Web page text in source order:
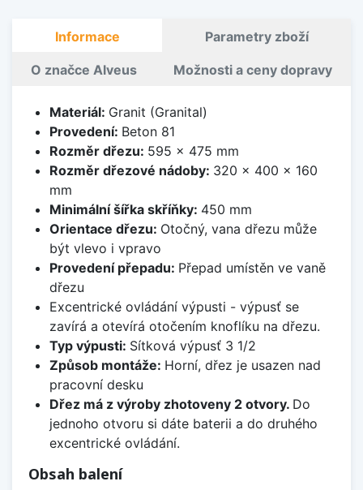
Informace Parametry zboží
O značce Alveus Možnosti a ceny dopravy
Materiál: Granit (Granital)
Provedení: Beton 81
Rozměr dřezu: 595 x 475 mm
Rozměr dřezové nádoby: 320 x 400 x 160
mm
Minimální šířka skříňky: 450 mm
Orientace dřezu: Otočný, vana dřezu může
být vlevo i vpravo
Provedení přepadu: Přepad umístěn ve vaně
dřezu
Excentrické ovládání výpusti - výpusť se
zavírá a otevírá otočením knoflíku na dřezu.
Typ výpusti: Sítková výpusť 3 1/2
Způsob montáže: Horní, dřez je usazen nad
pracovní desku
Dřez má z výroby zhotoveny 2 otvory. Do
jednoho otvoru si dáte baterii a do druhého
excentrické ovládání.
Obsah balení